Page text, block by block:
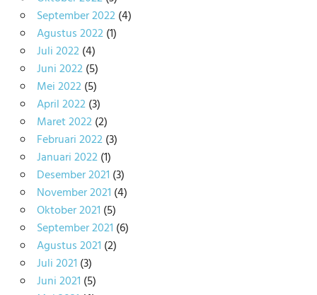
September 2022(4)
Agustus 2022(1)
Juli 2022(4)
Juni 2022(5)
Mei 2022(5)
April 2022(3)
Maret 2022(2)
Februari 2022(3)
Januari 2022(1)
Desember 2021 (3)
November 2021 (4)
Oktober 2021 (5)
September 2021 (6)
Agustus 2021 (2)
Juli 2021 (3)
Juni 2021 (5)